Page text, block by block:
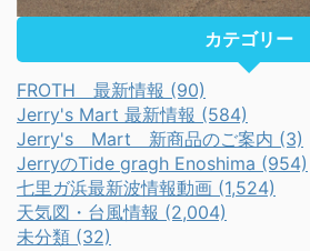
カテゴリー
FROTH 最新情報 (90)
Jerry's Mart 最新情報 (584)
Jerry's Mart 新商品のご案内 (3)
JerryのTide gragh Enoshima (954)
七里ガ浜最新波情報動画 (1,524)
天気図・台風情報 (2,004)
未分類 (32)